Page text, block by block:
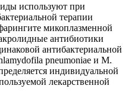
используют при
терапии
микоплазменной
антибиотики
антибактериальной
pneumoniae и М.
индивидуальной
лекарственной